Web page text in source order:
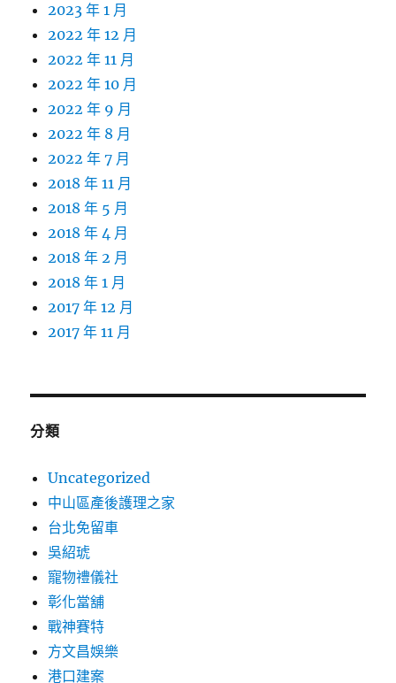
2023 年 1 月
2022 年 12 月
2022 年 11 月
2022 年 10 月
2022 年 9 月
2022 年 8 月
2022 年 7 月
2018 年 11 月
2018 年 5 月
2018 年 4 月
2018 年 2 月
2018 年 1 月
2017 年 12 月
2017 年 11 月
分類
Uncategorized
中山區產後護理之家
台北免留車
吳紹琥
寵物禮儀社
彰化當舖
戰神賽特
方文昌娛樂
港口建案